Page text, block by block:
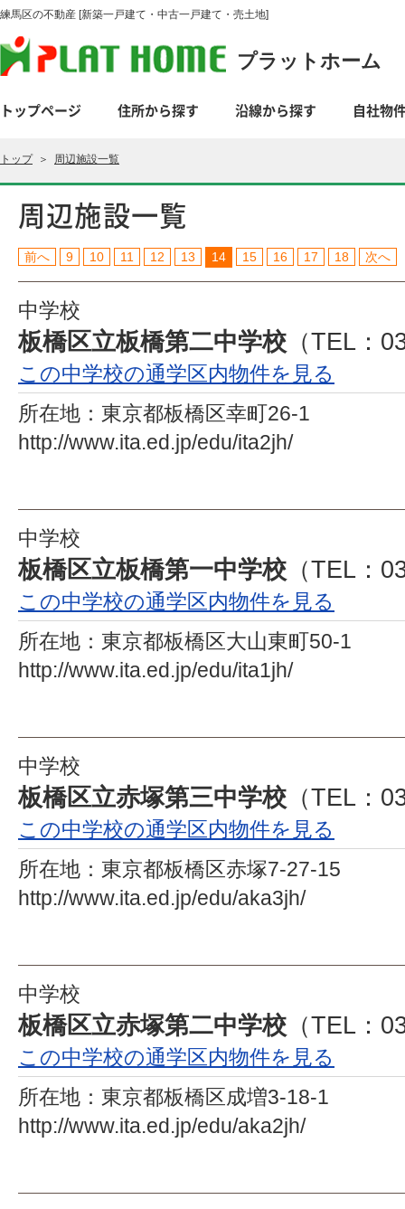
練馬区の不動産 [新築一戸建て・中古一戸建て・売土地]
プラットホーム
トップページ 住所から探す 沿線から探す 自社物
トップ＞ 周辺施設一覧
周辺施設一覧
前へ 9 10 11 12 13 14 15 16 17 18 次へ
中学校
板橋区立板橋第二中学校 （TEL：
この中学校の通学区内物件を見る
所在地： 東京都板橋区幸町26-1
http://www.ita.ed.jp/edu/ita2jh/
中学校
板橋区立板橋第一中学校 （TEL：
この中学校の通学区内物件を見る
所在地： 東京都板橋区大山東町50-1
http://www.ita.ed.jp/edu/ita1jh/
中学校
板橋区立赤塚第三中学校 （TEL：
この中学校の通学区内物件を見る
所在地： 東京都板橋区赤塚7-27-15
http://www.ita.ed.jp/edu/aka3jh/
中学校
板橋区立赤塚第二中学校 （TEL：
この中学校の通学区内物件を見る
所在地： 東京都板橋区成増3-18-1
http://www.ita.ed.jp/edu/aka2jh/